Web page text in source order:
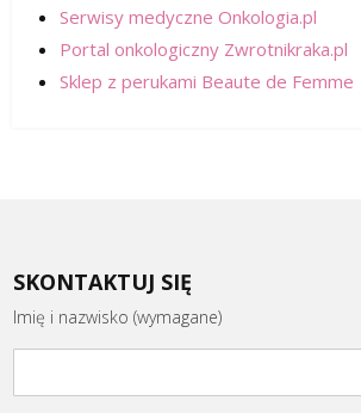
Serwisy medyczne Onkologia.pl
Portal onkologiczny Zwrotnikraka.pl
Sklep z perukami Beaute de Femme
SKONTAKTUJ SIĘ
Imię i nazwisko (wymagane)